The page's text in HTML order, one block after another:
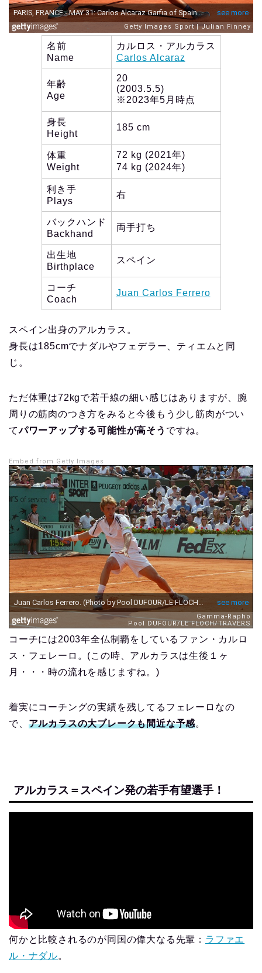
名前
Name
カルロス・アルカラス
Carlos Alcaraz
年齢
Age
20
(2003.5.5)
※2023年5月時点
身長
Height
185 cm
体重
Weight
72 kg (2021年)
74 kg (2024年)
利き手
Plays
右
バックハンド
Backhand
両手打ち
出生地
Birthplace
スペイン
コーチ
Coach
Juan Carlos Ferrero
スペイン出身のアルカラス。
身長は185cmでナダルやフェデラー、ティエムと同
じ。
ただ体重は72kgで若干線の細い感じはありますが、腕
周りの筋肉のつき方をみると今後もう少し筋肉がつい
てパワーアップする可能性が高そう ですね。
Embed from Getty Images
コーチには2003年全仏制覇をしているファン・カルロ
ス・フェレーロ。(この時、アルカラスは生後１ヶ
月・・・時の流れを感じますね。)
着実にコーチングの実績を残してるフェレーロなの
で、 アルカラスの大ブレークも間近な予感。
アルカラス＝スペイン発の若手有望選手！
何かと比較されるのが同国の偉大なる先輩： ラファエ
ル・ナダル。